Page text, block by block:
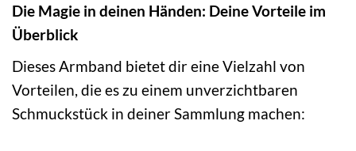
Die Magie in deinen Händen: Deine Vorteile im
Überblick
Dieses Armband bietet dir eine Vielzahl von
Vorteilen, die es zu einem unverzichtbaren
Schmuckstück in deiner Sammlung machen: